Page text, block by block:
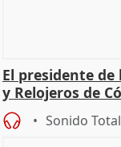
El presidente de
y Relojeros de
Sonido